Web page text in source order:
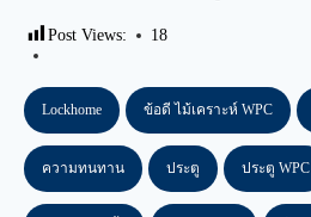
Post Views: 18
Lockhome ข้อดี ไม้เคราะห์ WPC
ความทนทาน ประตู ประตู WPC